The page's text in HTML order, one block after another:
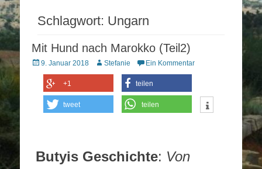
Schlagwort: Ungarn
Mit Hund nach Marokko (Teil2)
Posted
9. Januar 2018 AutorStefanie Ein Kommentar
+1 teilen
tweet teilen
Butyis Geschichte: Von